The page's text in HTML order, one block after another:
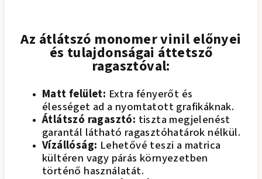
Az átlátszó monomer vinil előnyei
és tulajdonságai áttetsző
ragasztóval:
Matt felület: Extra fényerőt és
élességet ad a nyomtatott grafikáknak.
Átlátszó ragasztó: tiszta megjelenést
garantál látható ragasztóhatárok nélkül.
Vízállóság: Lehetővé teszi a matrica
kültéren vagy párás környezetben
történő használatát.